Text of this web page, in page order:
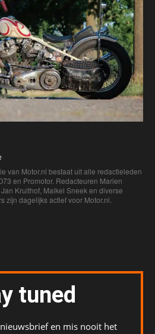
van Motor.nl bestaat uit alle redactieleden
en Promotor. Redacteuren Marien
Kruithof, Maikel Sneek en diverse
zijn dagelijks actief voor Motor.nl.
tuned
en mis nooit het